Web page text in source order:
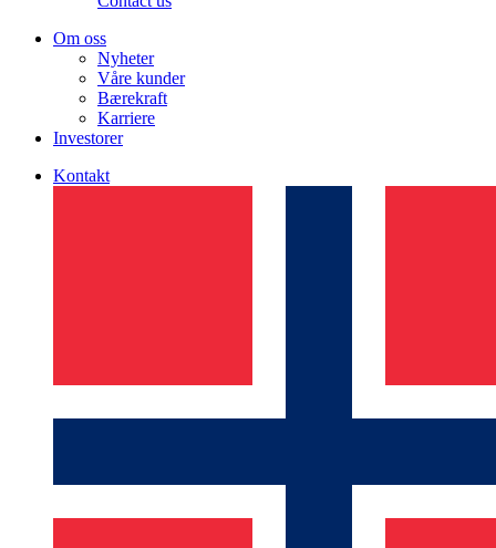
Om oss
Nyheter
Våre kunder
Bærekraft
Karriere
Investorer
Kontakt